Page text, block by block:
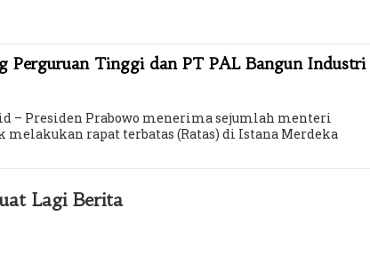
Perguruan Tinggi dan PT PAL Bangun Industri
– Presiden Prabowo menerima sejumlah menteri
rapat terbatas (Ratas) di Istana Merdeka
Lagi Berita